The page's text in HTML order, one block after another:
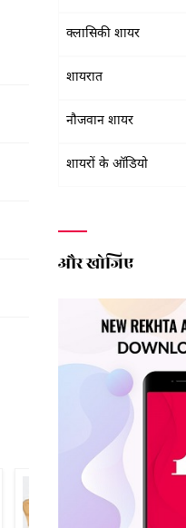
क्लासिकी शायर
शायरात
नौजवान शायर
शायरों के ऑडियो
और खोजिए